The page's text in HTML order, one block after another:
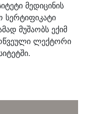
მედიცინის
სერტიფიკატი
მუშაობს ექიმ
ლექტორი